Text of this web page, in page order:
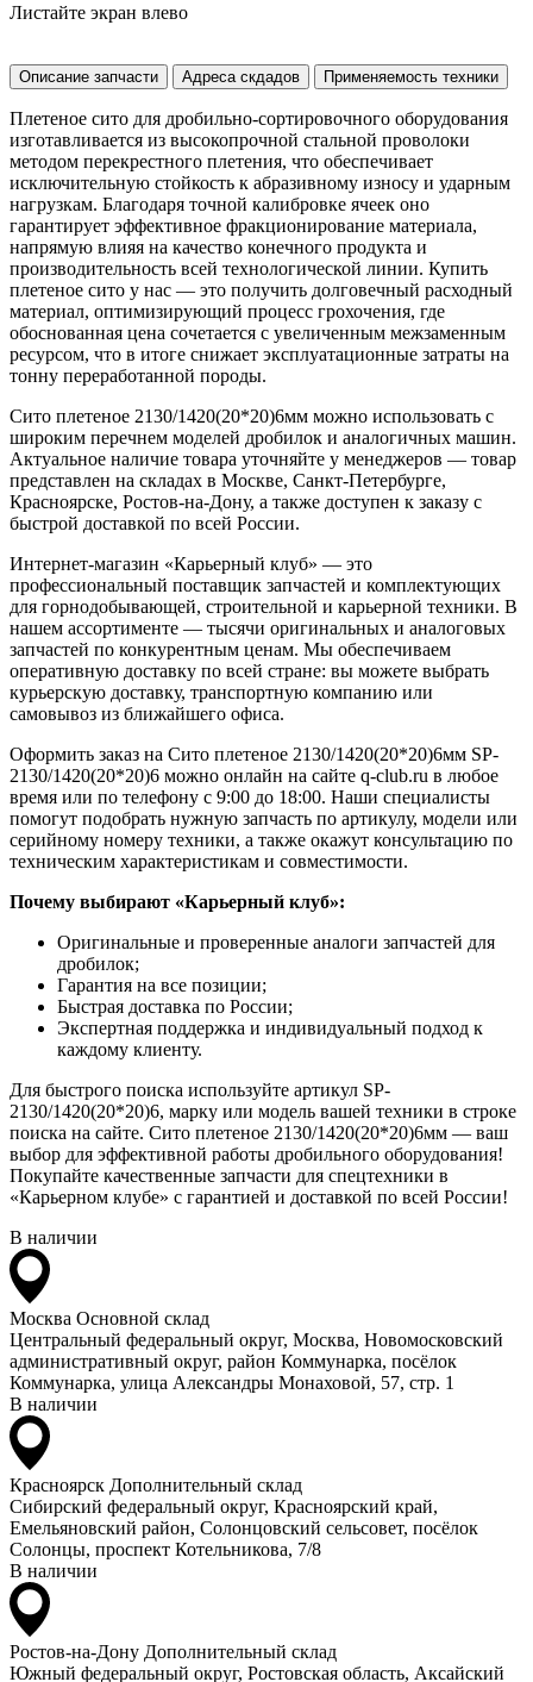
Листайте экран влево
Описание запчасти Адреса скдадов Применяемость техники
Плетеное сито для дробильно-сортировочного оборудования
изготавливается из высокопрочной стальной проволоки
методом перекрестного плетения, что обеспечивает
исключительную стойкость к абразивному износу и ударным
нагрузкам. Благодаря точной калибровке ячеек оно
гарантирует эффективное фракционирование материала,
напрямую влияя на качество конечного продукта и
производительность всей технологической линии. Купить
плетеное сито у нас — это получить долговечный расходный
материал, оптимизирующий процесс грохочения, где
обоснованная цена сочетается с увеличенным межзаменным
ресурсом, что в итоге снижает эксплуатационные затраты на
тонну переработанной породы.
Сито плетеное 2130/1420(20*20)6мм можно использовать с
широким перечнем моделей дробилок и аналогичных машин.
Актуальное наличие товара уточняйте у менеджеров — товар
представлен на складах в Москве, Санкт-Петербурге,
Красноярске, Ростов-на-Дону, а также доступен к заказу с
быстрой доставкой по всей России.
Интернет-магазин «Карьерный клуб» — это
профессиональный поставщик запчастей и комплектующих
для горнодобывающей, строительной и карьерной техники. В
нашем ассортименте — тысячи оригинальных и аналоговых
запчастей по конкурентным ценам. Мы обеспечиваем
оперативную доставку по всей стране: вы можете выбрать
курьерскую доставку, транспортную компанию или
самовывоз из ближайшего офиса.
Оформить заказ на Сито плетеное 2130/1420(20*20)6мм SP-
2130/1420(20*20)6 можно онлайн на сайте q-club.ru в любое
время или по телефону с 9:00 до 18:00. Наши специалисты
помогут подобрать нужную запчасть по артикулу, модели или
серийному номеру техники, а также окажут консультацию по
техническим характеристикам и совместимости.
Почему выбирают «Карьерный клуб»:
Оригинальные и проверенные аналоги запчастей для
дробилок;
Гарантия на все позиции;
Быстрая доставка по России;
Экспертная поддержка и индивидуальный подход к
каждому клиенту.
Для быстрого поиска используйте артикул SP-
2130/1420(20*20)6, марку или модель вашей техники в строке
поиска на сайте. Сито плетеное 2130/1420(20*20)6мм — ваш
выбор для эффективной работы дробильного оборудования!
Покупайте качественные запчасти для спецтехники в
«Карьерном клубе» с гарантией и доставкой по всей России!
В наличии
Москва Основной склад
Центральный федеральный округ, Москва, Новомосковский
административный округ, район Коммунарка, посёлок
Коммунарка, улица Александры Монаховой, 57, стр. 1
В наличии
Красноярск Дополнительный склад
Сибирский федеральный округ, Красноярский край,
Емельяновский район, Солонцовский сельсовет, посёлок
Солонцы, проспект Котельникова, 7/8
В наличии
Ростов-на-Дону Дополнительный склад
Южный федеральный округ, Ростовская область, Аксайский